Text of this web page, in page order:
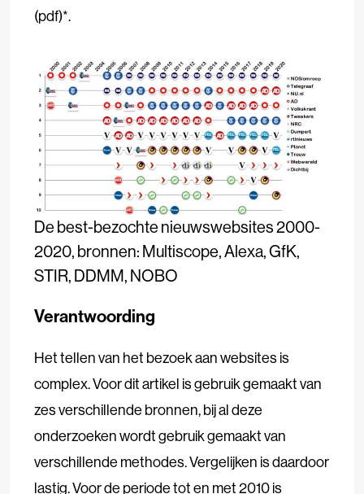
(pdf)*.
De best-bezochte nieuwswebsites 2000-
2020, bronnen: Multiscope, Alexa, GfK,
STIR, DDMM, NOBO
Verantwoording
Het tellen van het bezoek aan websites is
complex. Voor dit artikel is gebruik gemaakt van
zes verschillende bronnen, bij al deze
onderzoeken wordt gebruik gemaakt van
verschillende methodes. Vergelijken is daardoor
lastig. Voor de periode tot en met 2010 is